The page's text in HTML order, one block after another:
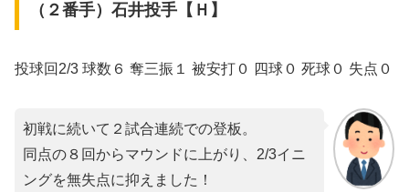
（２番手）石井投手【Ｈ】
投球回2/3 球数６ 奪三振１ 被安打０ 四球０ 死球０ 失点０
初戦に続いて２試合連続での登板。
同点の８回からマウンドに上がり、2/3イニ
ングを無失点に抑えました！